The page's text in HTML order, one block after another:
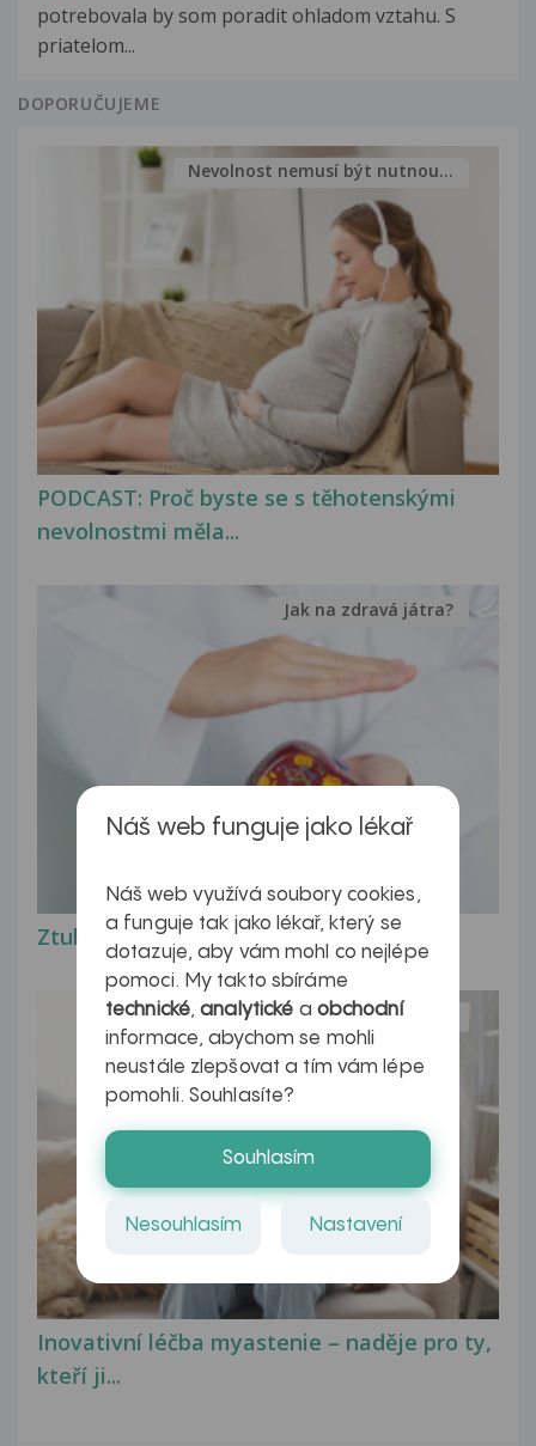
potrebovala by som poradit ohladom vztahu. S
priatelom...
DOPORUČUJEME
PODCAST: Proč byste se s těhotenskými
nevolnostmi měla...
Nevolnost nemusí být nutnou...
Ztukovatění jater v datech a obrazech
Jak na zdravá játra?
Inovativní léčba myastenie – naděje pro ty,
kteří ji...
Myasthenia gravis – vše, co...
Náš web funguje jako lékař
Náš web využívá soubory cookies,
a funguje tak jako lékař, který se
dotazuje, aby vám mohl co nejlépe
pomoci. My takto sbíráme
technické,analytické a obchodní
informace, abychom se mohli
neustále zlepšovat a tím vám lépe
pomohli. Souhlasíte?
Souhlasím
Nesouhlasím Nastavení